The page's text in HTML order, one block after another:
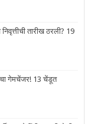
तारीख ठरली? 19
चा गेमचेंजर! 13 चेंडूत